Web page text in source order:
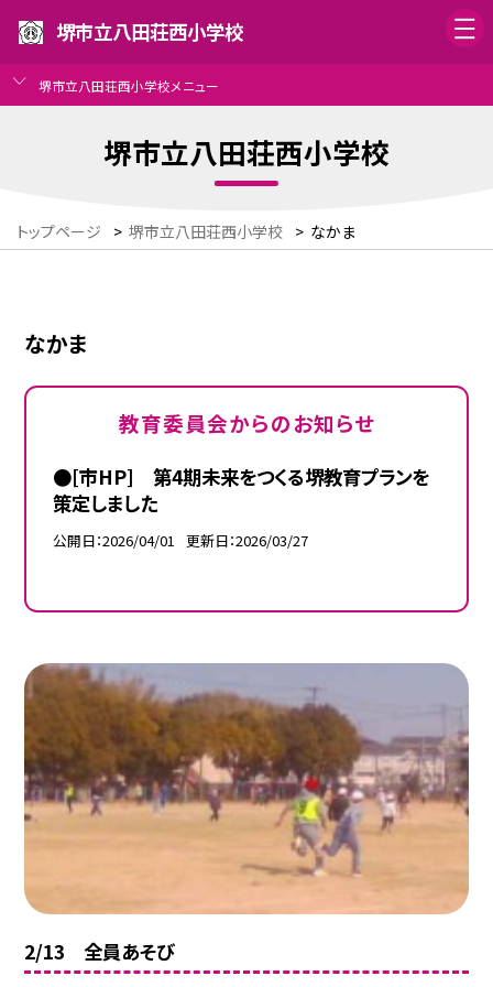
堺市立八田荘西小学校
堺市立八田荘西小学校メニュー
堺市立八田荘西小学校
トップページ > 堺市立八田荘西小学校 > なかま
なかま
教育委員会からのお知らせ
●[市HP] 第4期未来をつくる堺教育プランを
策定しました
公開日 2026/04/01 更新日 2026/03/27
2/13 全員あそび